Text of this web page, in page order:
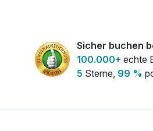
Transfer vom / zum
(Vorreservierung)
Sicher buchen
100.000+ echte
5 Sterne, 99 %